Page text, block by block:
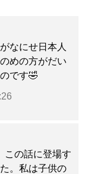
なにせ日本人
めの方がだい
です🤣
この話に登場す
。私は子供の